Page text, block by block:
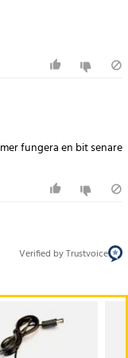
fungera en bit senare
Verified by Trustvoice